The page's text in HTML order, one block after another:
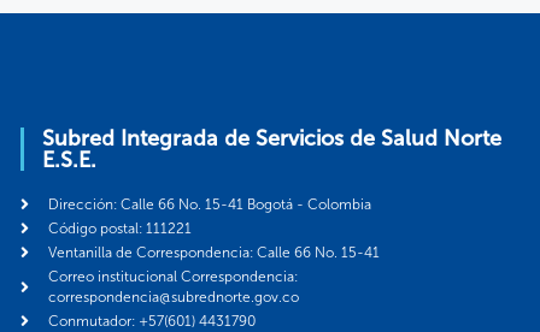
Subred Integrada de Servicios de Salud Norte
E.S.E.
Dirección: Calle 66 No. 15-41 Bogotá - Colombia
Código postal: 111221
Ventanilla de Correspondencia: Calle 66 No. 15-41
Correo institucional Correspondencia:
correspondencia@subrednorte.gov.co
Conmutador: +57(601) 4431790